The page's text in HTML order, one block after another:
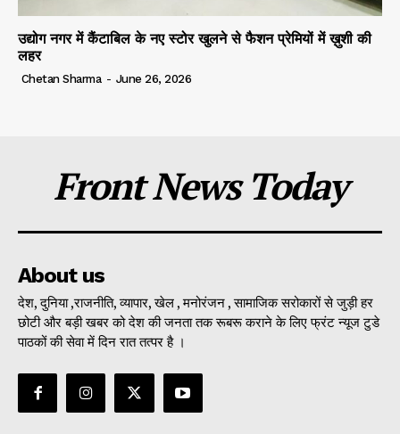
उद्योग नगर में कैंटाबिल के नए स्टोर खुलने से फैशन प्रेमियों में ख़ुशी की
लहर
Chetan Sharma - June 26, 2026
Front News Today
About us
देश, दुनिया ,राजनीति, व्यापार, खेल , मनोरंजन , सामाजिक सरोकारों से जुड़ी हर
छोटी और बड़ी खबर को देश की जनता तक रूबरू कराने के लिए फ्रंट न्यूज टुडे
पाठकों की सेवा में दिन रात तत्पर है ।